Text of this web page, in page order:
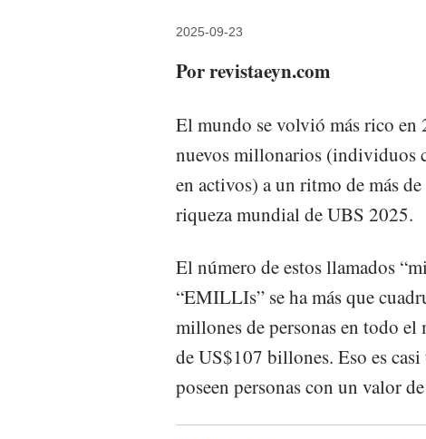
2025-09-23
Por revistaeyn.com
El mundo se volvió más rico en
nuevos millonarios (individuos
en activos) a un ritmo de más
riqueza mundial de UBS 2025.
El número de estos llamados
“EMILLIs” se ha más que
millones de personas en todo
de US$107 billones. Eso es
poseen personas con un valor